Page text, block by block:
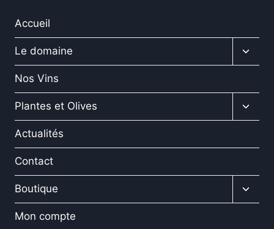
Accueil
Le domaine
le
Nos Vins
Plantes et Olives
le
Actualités
Contact
Boutique
le
Mon compte